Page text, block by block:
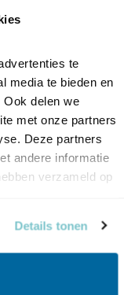
te
media te bieden en
delen we
met onze partners
Deze partners
andere informatie
verzameld op
Details tonen
acties en tips